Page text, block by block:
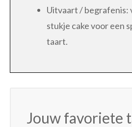
Uitvaart / begrafenis:
stukje cake voor een
taart.
Jouw favoriete